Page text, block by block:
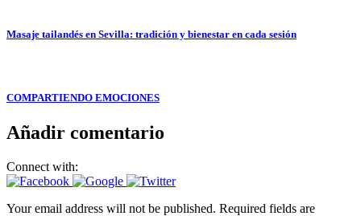
Masaje tailandés en Sevilla: tradición y bienestar en cada sesión
COMPARTIENDO EMOCIONES
Añadir comentario
Connect with:
Your email address will not be published. Required fields are